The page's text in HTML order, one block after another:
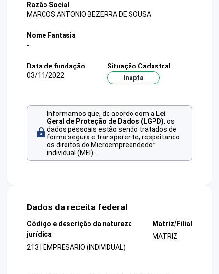
Razão Social
MARCOS ANTONIO BEZERRA DE SOUSA
Nome Fantasia
-
Data de fundação
03/11/2022
Situação Cadastral
Inapta
Informamos que, de acordo com a Lei
Geral de Proteção de Dados (LGPD), os
dados pessoais estão sendo tratados de
forma segura e transparente, respeitando
os direitos do Microempreendedor
individual (MEI).
Dados da receita federal
Código e descrição da natureza
jurídica
213 | EMPRESARIO (INDIVIDUAL)
Matriz/Filial
MATRIZ